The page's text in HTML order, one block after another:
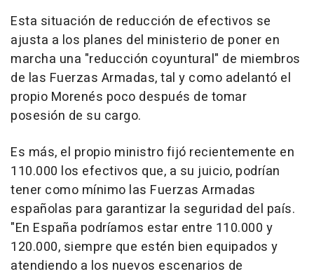
Esta situación de reducción de efectivos se
ajusta a los planes del ministerio de poner en
marcha una "reducción coyuntural" de miembros
de las Fuerzas Armadas, tal y como adelantó el
propio Morenés poco después de tomar
posesión de su cargo.
Es más, el propio ministro fijó recientemente en
110.000 los efectivos que, a su juicio, podrían
tener como mínimo las Fuerzas Armadas
españolas para garantizar la seguridad del país.
"En España podríamos estar entre 110.000 y
120.000, siempre que estén bien equipados y
atendiendo a los nuevos escenarios de